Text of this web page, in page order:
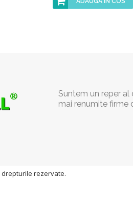
Suntem un reper
mai renumite firme
drepturile rezervate.